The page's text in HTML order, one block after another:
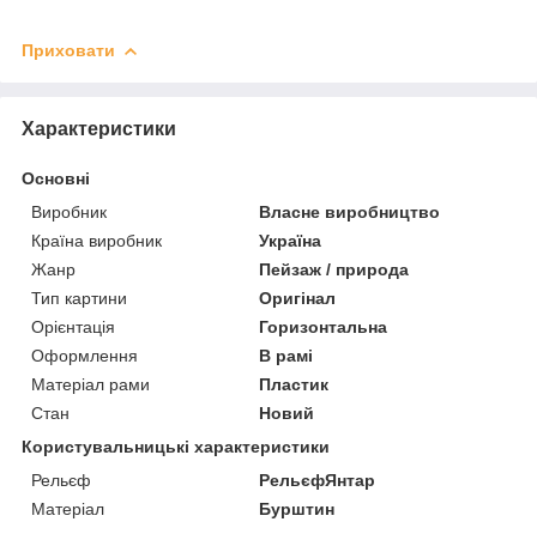
Приховати
Характеристики
Основні
Виробник
Власне виробництво
Країна виробник
Україна
Жанр
Пейзаж / природа
Тип картини
Оригінал
Орієнтація
Горизонтальна
Оформлення
В рамі
Матеріал рами
Пластик
Стан
Новий
Користувальницькі характеристики
Рельєф
РельєфЯнтар
Матеріал
Бурштин